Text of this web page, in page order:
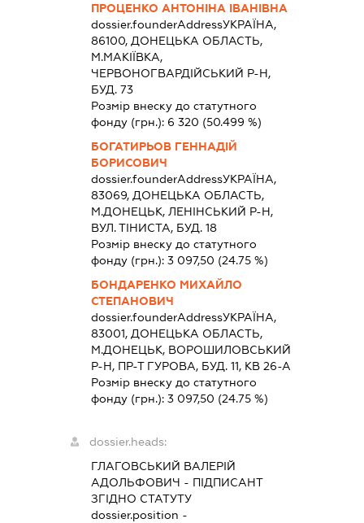
ПРОЦЕНКО АНТОНІНА ІВАНІВНА
dossier.founderAddressУКРАЇНА,
86100, ДОНЕЦЬКА ОБЛАСТЬ,
М.МАКІЇВКА,
ЧЕРВОНОГВАРДІЙСЬКИЙ Р-Н,
БУД. 73
Розмір внеску до статутного
фонду (грн.): 6 320 (50.499 %)
БОГАТИРЬОВ ГЕННАДІЙ
БОРИСОВИЧ
dossier.founderAddressУКРАЇНА,
83069, ДОНЕЦЬКА ОБЛАСТЬ,
М.ДОНЕЦЬК, ЛЕНІНСЬКИЙ Р-Н,
ВУЛ. ТІНИСТА, БУД. 18
Розмір внеску до статутного
фонду (грн.): 3 097,50 (24.75 %)
БОНДАРЕНКО МИХАЙЛО
СТЕПАНОВИЧ
dossier.founderAddressУКРАЇНА,
83001, ДОНЕЦЬКА ОБЛАСТЬ,
М.ДОНЕЦЬК, ВОРОШИЛОВСЬКИЙ
Р-Н, ПР-Т ГУРОВА, БУД. 11, КВ 26-А
Розмір внеску до статутного
фонду (грн.): 3 097,50 (24.75 %)
dossier.heads:
ГЛАГОВСЬКИЙ ВАЛЕРІЙ
АДОЛЬФОВИЧ - ПІДПИСАНТ
ЗГІДНО СТАТУТУ
dossier.position -